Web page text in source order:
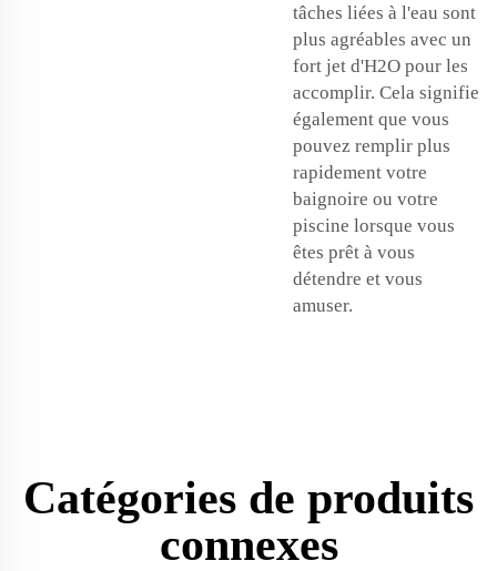
tâches liées à l'eau sont
plus agréables avec un
fort jet d'H2O pour les
accomplir. Cela signifie
également que vous
pouvez remplir plus
rapidement votre
baignoire ou votre
piscine lorsque vous
êtes prêt à vous
détendre et vous
amuser.
Catégories de produits
connexes